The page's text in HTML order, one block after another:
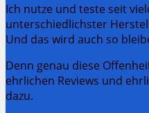
Ich nutze und teste seit
unterschiedlichster
Und das wird auch so
Denn genau diese
ehrlichen Reviews und
dazu.